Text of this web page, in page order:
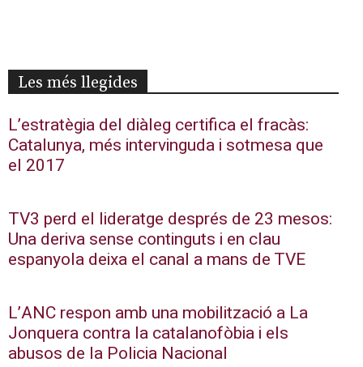
Les més llegides
L’estratègia del diàleg certifica el fracàs:
Catalunya, més intervinguda i sotmesa que
el 2017
TV3 perd el lideratge després de 23 mesos:
Una deriva sense continguts i en clau
espanyola deixa el canal a mans de TVE
L’ANC respon amb una mobilització a La
Jonquera contra la catalanofòbia i els
abusos de la Policia Nacional